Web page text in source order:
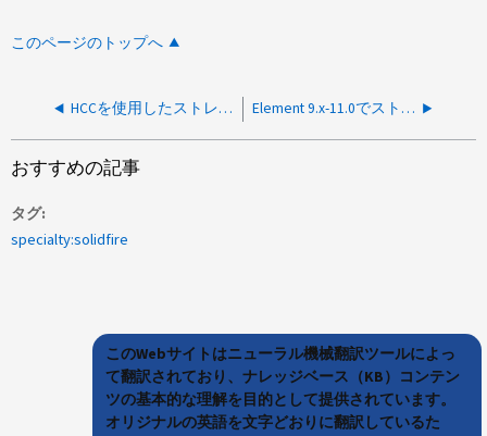
このページのトップへ
HCCを使用したストレージの健全性チェックが認証問題で失敗する Element 9.x-11.0でストレージノードが保留リストに表示されない
おすすめの記事
タグ
specialty:solidfire
このWebサイトはニューラル機械翻訳ツールによっ
て翻訳されており、ナレッジベース（KB）コンテン
ツの基本的な理解を目的として提供されています。
オリジナルの英語を文字どおりに翻訳しているた